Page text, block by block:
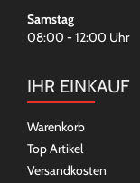
Samstag
08:00 - 12:00 Uhr
IHR EINKAUF
Warenkorb
Top Artikel
Versandkosten